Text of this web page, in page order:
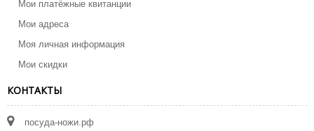
Мои платёжные квитанции
Мои адреса
Моя личная информация
Мои скидки
КОНТАКТЫ
посуда-ножи.рф